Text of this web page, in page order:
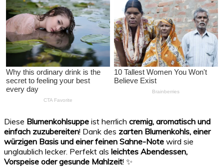
Diese Blumenkohlsuppe ist herrlich cremig, aromatisch und
einfach zuzubereiten! Dank des zarten Blumenkohls, einer
würzigen Basis und einer feinen Sahne-Note wird sie
unglaublich lecker. Perfekt als leichtes Abendessen,
Vorspeise oder gesunde Mahlzeit! ✨